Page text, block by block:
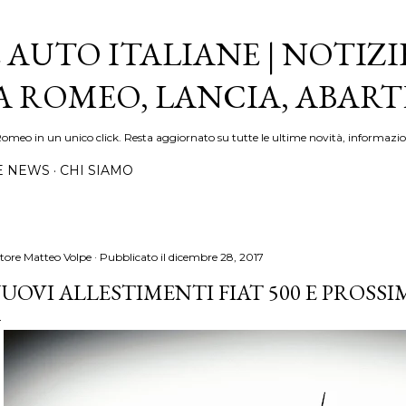
AUTO ITALIANE |
ROMEO, LANCIA,
in un unico click. Resta aggiornato su tutte le ultime novità,
NEWS CHI SIAMO
Matteo Volpe Pubblicato il dicembre 28, 2017
ALLESTIMENTI FIAT 500 E